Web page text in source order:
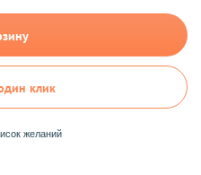
клик
желаний